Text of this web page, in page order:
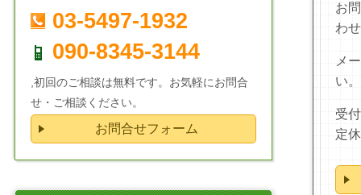
お
わ
メ
い。
受
定
03-5497-1932
090-8345-3144
,初回のご相談は無料です。お気軽にお問合
せ・ご相談ください。
お問合せフォーム